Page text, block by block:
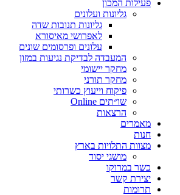
פעילות המכון
גליונות ועלונים
גליונות תנובות שדה
לאפרושי מאיסורא
עלונים ופרסומים שונים
המעבדה לבדיקת נגיעות במזון
מחקר יישומי
מחקר תורני
פיקוח וייעוץ כשרותי
שו״תים Online
הרצאות
מאמרים
חנות
מצוות התלויות בארץ
מושגי יסוד
כשר במרוקו
יצירת קשר
תרומות